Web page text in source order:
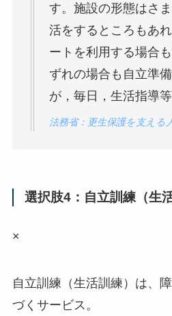
す。施設の形態はさ
活をするところもあ
ートを利用する場合
ずれの場合も自立準
が，毎日，生活指導等
法務省：更生保護を支える
選択肢4：自立訓練（生
×
自立訓練（生活訓練）は、
づくサービス。